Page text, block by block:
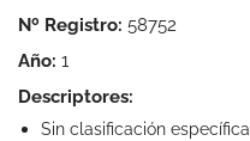
Nº Registro: 58752
Año: 1
Descriptores:
Sin clasificación específica